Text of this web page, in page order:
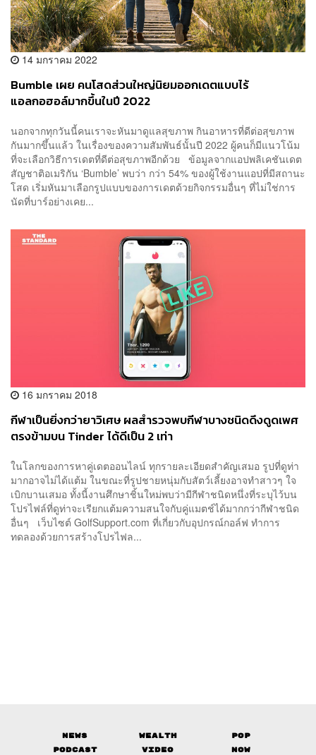
14 มกราคม 2022
Bumble เผย คนโสดส่วนใหญ่นิยมออกเดตแบบไร้
แอลกอฮอล์มากขึ้นในปี 2022
นอกจากทุกวันนี้คนเราจะหันมาดูแลสุขภาพ กินอาหารที่ดีต่อสุขภาพ
กันมากขึ้นแล้ว ในเรื่องของความสัมพันธ์นั้นปี 2022 ผู้คนก็มีแนวโน้ม
ที่จะเลือกวิธีการเดตที่ดีต่อสุขภาพอีกด้วย ข้อมูลจากแอปพลิเคชันเดต
สัญชาติอเมริกัน ‘Bumble’ พบว่า กว่า 54% ของผู้ใช้งานแอปที่มีสถานะ
โสด เริ่มหันมาเลือกรูปแบบของการเดตด้วยกิจกรรมอื่นๆ ที่ไม่ใช่การ
นัดที่บาร์อย่างเคย...
16 มกราคม 2018
กีฬาเป็นยิ่งกว่ายาวิเศษ ผลสำรวจพบกีฬาบางชนิดดึงดูดเพศ
ตรงข้ามบน Tinder ได้ดีเป็น 2 เท่า
ในโลกของการหาคู่เดตออนไลน์ ทุกรายละเอียดสำคัญเสมอ รูปที่ดูท่า
มากอาจไม่ได้แต้ม ในขณะที่รูปชายหนุ่มกับสัตว์เลี้ยงอาจทำสาวๆ ใจ
เบิกบานเสมอ ทั้งนี้งานศึกษาชิ้นใหม่พบว่ามีกีฬาชนิดหนึ่งที่ระบุไว้บน
โปรไฟล์ที่ดูท่าจะเรียกแต้มความสนใจกับคู่แมตช์ได้มากกว่ากีฬาชนิด
อื่นๆ เว็บไซต์ GolfSupport.com ที่เกี่ยวกับอุปกรณ์กอล์ฟ ทำการ
ทดลองด้วยการสร้างโปรไฟล...
News Wealth
Pop
Podcast
Video Now